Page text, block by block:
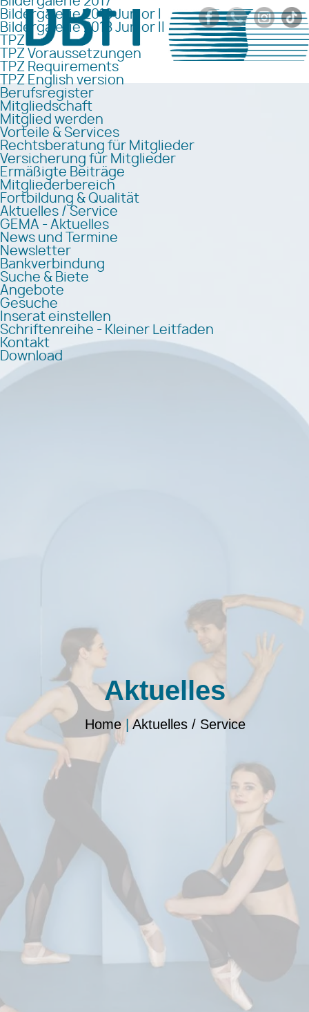
Bildergalerie 2018 Junior I
Bildergalerie 2018 Junior II
TPZ
TPZ Voraussetzungen
TPZ Requirements
TPZ English version
Berufsregister
Mitgliedschaft
Mitglied werden
Vorteile & Services
Rechtsberatung für Mitglieder
Versicherung für Mitglieder
Ermäßigte Beiträge
Mitgliederbereich
Fortbildung & Qualität
Aktuelles / Service
GEMA - Aktuelles
News und Termine
Newsletter
Bankverbindung
Suche & Biete
Angebote
Gesuche
Inserat einstellen
Schriftenreihe - Kleiner Leitfaden
Kontakt
Download
Aktuelles
Home| Aktuelles / Service